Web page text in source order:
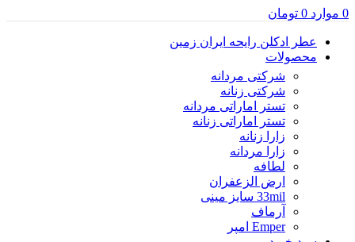
0 موارد 0 تومان
عطر ادکلن رایحه ایران زمین
محصولات
شرکتی مردانه
شرکتی زنانه
تستر اماراتی مردانه
تستر اماراتی زنانه
زارا زنانه
زارا مردانه
لطافه
ارض الزعفران
33mil سایز مینی
آرماف
Emper امپر